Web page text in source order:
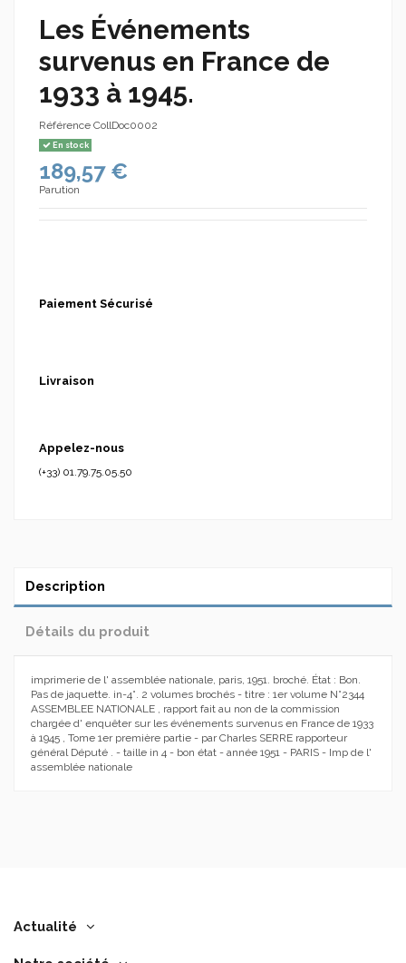
Les Événements
survenus en France de
1933 à 1945.
Référence CollDoc0002
En stock
189,57 €
Parution
Paiement Sécurisé
Livraison
Appelez-nous
(+33) 01.79.75.05.50
Description
Détails du produit
imprimerie de l' assemblée nationale, paris, 1951. broché. État : Bon.
Pas de jaquette. in-4°. 2 volumes brochés - titre : 1er volume N°2344
ASSEMBLEE NATIONALE , rapport fait au non de la commission
chargée d' enquêter sur les événements survenus en France de 1933
à 1945 , Tome 1er première partie - par Charles SERRE rapporteur
général Député . - taille in 4 - bon état - année 1951 - PARIS - Imp de l'
assemblée nationale
Actualité